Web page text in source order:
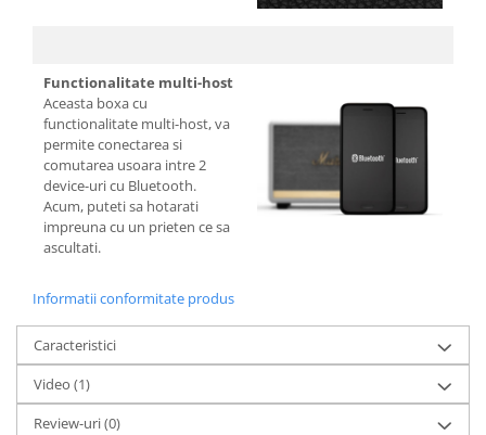
Functionalitate multi-host
Aceasta boxa cu
functionalitate multi-host, va
permite conectarea si
comutarea usoara intre 2
device-uri cu Bluetooth.
Acum, puteti sa hotarati
impreuna cu un prieten ce sa
ascultati.
Informatii conformitate produs
Caracteristici
Video (1)
Review-uri(0)